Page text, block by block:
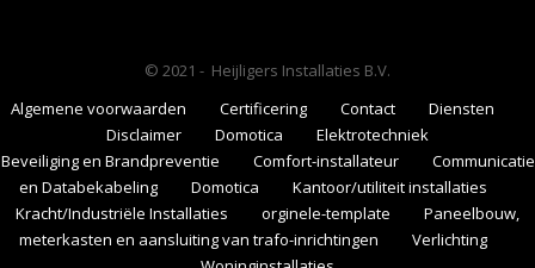
© 2021 - Heijligers Installaties B.V.
Algemene voorwaarden
Certificering Contact
Diensten
Disclaimer
Domotica
Elektrotechniek
Beveiliging en Brandpreventie
Comfort-installateur
Communicatie
en Databekabeling
Domotica
Kantoor/utiliteit installaties
Kracht/Industriële Installaties
orginele-template
Paneelbouw,
meterkasten en aansluiting van trafo-inrichtingen
Verlichting